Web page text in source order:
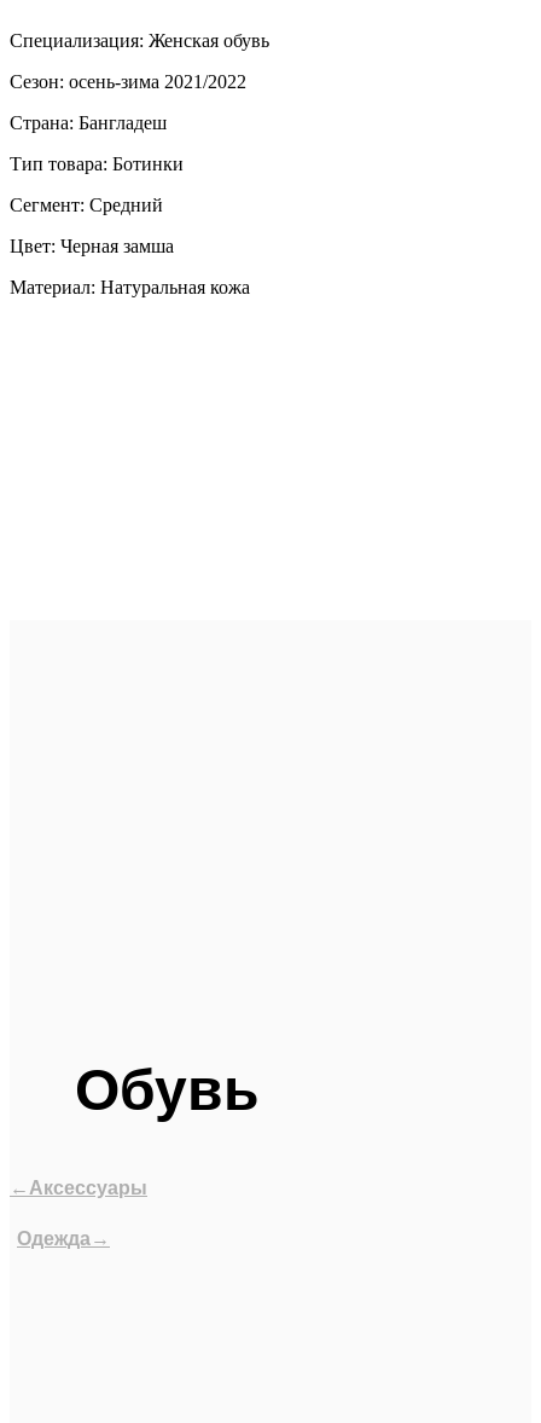
Специализация: Женская обувь
Сезон: осень-зима 2021/2022
Страна: Бангладеш
Тип товара: Ботинки
Сегмент: Средний
Цвет: Черная замша
Материал: Натуральная кожа
Обувь
←Аксессуары
Одежда→